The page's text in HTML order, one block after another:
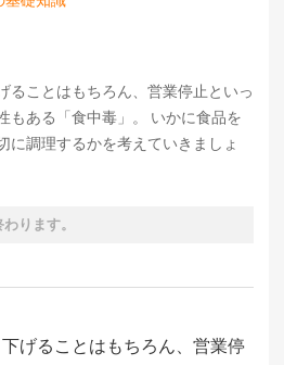
ることはもちろん、営業停止といっ
もある「食中毒」。 いかに食品を
に調理するかを考えていきましょ
ります。
げることはもちろん、営業停